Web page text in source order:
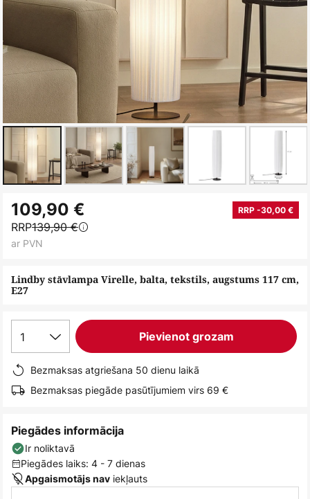
uz
galerijas
sākumu
Lindby stāvlampa Virelle, balta, tekstils, augstums 117 cm,
E27
109,90 € RRP -30,00 €
RRP139,90 €
ar PVN
1 Pievienot grozam
Bezmaksas atgriešana 50 dienu laikā
Bezmaksas piegāde pasūtījumiem virs 69 €
Piegādes informācija
Ir noliktavā
Piegādes laiks: 4 - 7 dienas
Apgaismotājs nav iekļauts